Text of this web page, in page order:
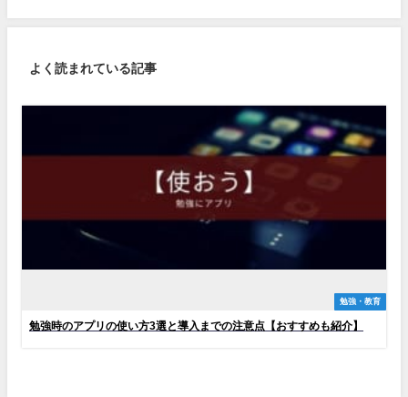
よく読まれている記事
勉強・教育
勉強時のアプリの使い方3選と導入までの注意点【おすすめも紹介】